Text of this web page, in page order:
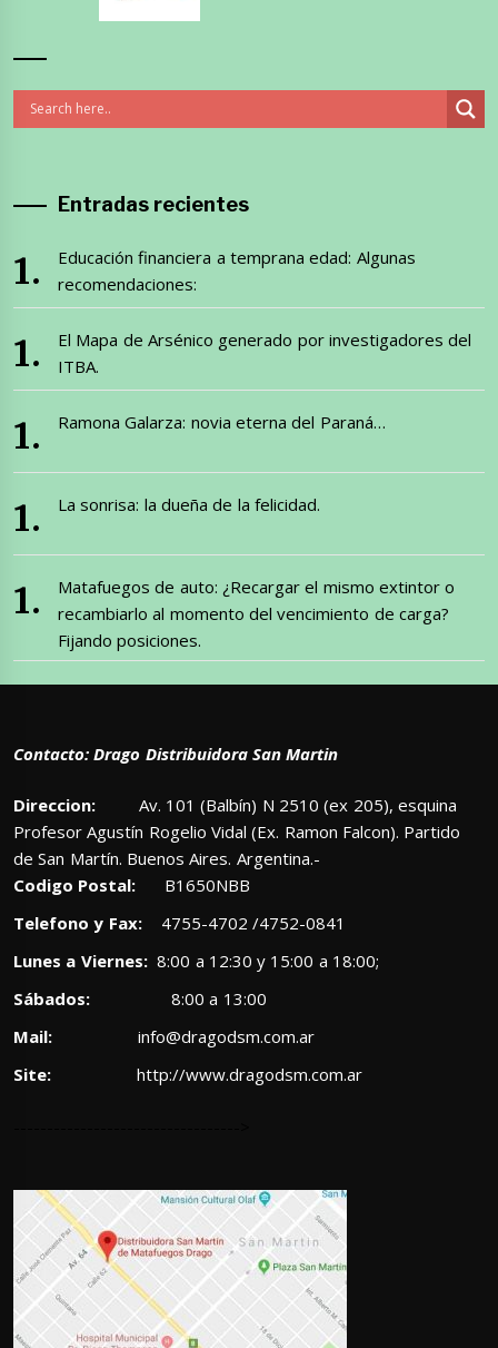
Entradas recientes
Educación financiera a temprana edad: Algunas
recomendaciones:
El Mapa de Arsénico generado por investigadores del
ITBA.
Ramona Galarza: novia eterna del Paraná…
La sonrisa: la dueña de la felicidad.
Matafuegos de auto: ¿Recargar el mismo extintor o
recambiarlo al momento del vencimiento de carga?
Fijando posiciones.
Contacto: Drago Distribuidora San Martin
Direccion: Av. 101 (Balbín) N 2510 (ex 205), esquina
Profesor Agustín Rogelio Vidal (Ex. Ramon Falcon). Partido
de San Martín. Buenos Aires. Argentina.-
Codigo Postal: B1650NBB
Telefono y Fax:4755-4702 /4752-0841
Lunes a Viernes:8:00 a 12:30 y 15:00 a 18:00;
Sábados: 8:00 a 13:00
Mail:
info@dragodsm.com.ar
Site:
http://www.dragodsm.com.ar